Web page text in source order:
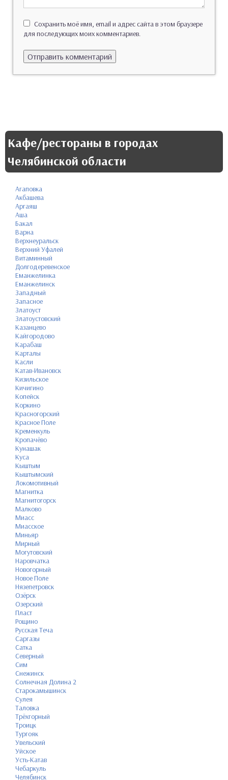
Сохранить моё имя, email и адрес сайта в этом браузере
для последующих моих комментариев.
Кафе/рестораны в городах
Челябинской области
Агаповка
Акбашева
Аргаяш
Аша
Бакал
Варна
Верхнеуральск
Верхний Уфалей
Витаминный
Долгодеревенское
Еманжелинка
Еманжелинск
Западный
Запасное
Златоуст
Златоустовский
Казанцево
Кайгородово
Карабаш
Карталы
Касли
Катав-Ивановск
Кизильское
Кичигино
Копейск
Коркино
Красногорский
Красное Поле
Кременкуль
Кропачёво
Кунашак
Куса
Кыштым
Кыштымский
Локомотивный
Магнитка
Магнитогорск
Малково
Миасс
Миасское
Миньяр
Мирный
Могутовский
Наровчатка
Новогорный
Новое Поле
Нязепетровск
Озёрск
Озерский
Пласт
Рощино
Русская Теча
Саргазы
Сатка
Северный
Сим
Снежинск
Солнечная Долина 2
Старокамышинск
Сулея
Таловка
Трёхгорный
Троицк
Тургояк
Увельский
Уйское
Усть-Катав
Чебаркуль
Челябинск